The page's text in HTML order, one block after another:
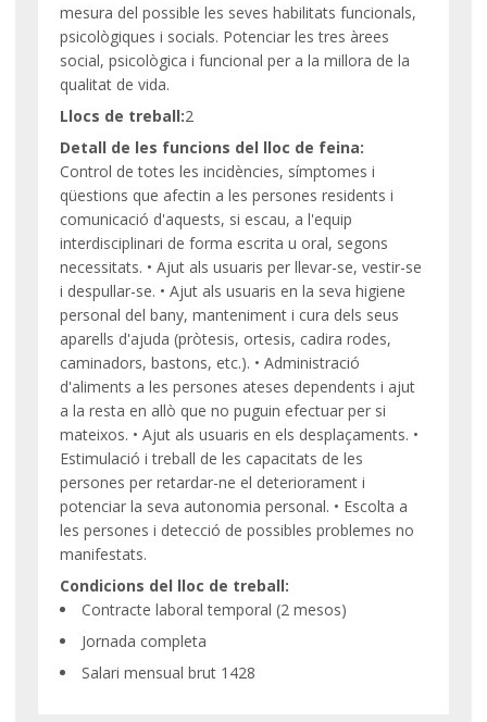
mesura del possible les seves habilitats funcionals,
psicològiques i socials. Potenciar les tres àrees
social, psicològica i funcional per a la millora de la
qualitat de vida.
Llocs de treball:2
Detall de les funcions del lloc de feina:
Control de totes les incidències, símptomes i
qüestions que afectin a les persones residents i
comunicació d'aquests, si escau, a l'equip
interdisciplinari de forma escrita u oral, segons
necessitats. • Ajut als usuaris per llevar-se, vestir-se
i despullar-se. • Ajut als usuaris en la seva higiene
personal del bany, manteniment i cura dels seus
aparells d'ajuda (pròtesis, ortesis, cadira rodes,
caminadors, bastons, etc.). • Administració
d'aliments a les persones ateses dependents i ajut
a la resta en allò que no puguin efectuar per si
mateixos. • Ajut als usuaris en els desplaçaments. •
Estimulació i treball de les capacitats de les
persones per retardar-ne el deteriorament i
potenciar la seva autonomia personal. • Escolta a
les persones i detecció de possibles problemes no
manifestats.
Condicions del lloc de treball:
Contracte laboral temporal (2 mesos)
Jornada completa
Salari mensual brut 1428